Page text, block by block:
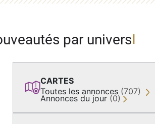
par univers
CARTES
Toutes les annonces (707)
Annonces du jour (0)